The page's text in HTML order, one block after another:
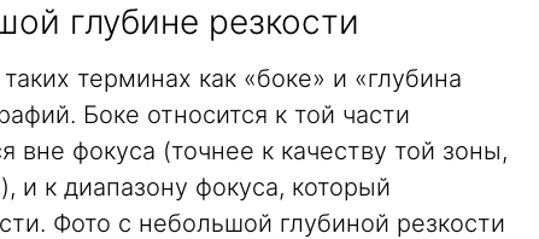
глубине резкости
терминах как «боке» и «глубина
Боке относится к той части
вне фокуса (точнее к качеству той зоны,
и к диапазону фокуса, который
Фото с небольшой глубиной резкости